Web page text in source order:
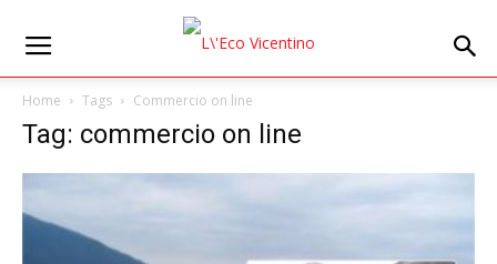
Home Tags Commercio on line
Tag: commercio on line